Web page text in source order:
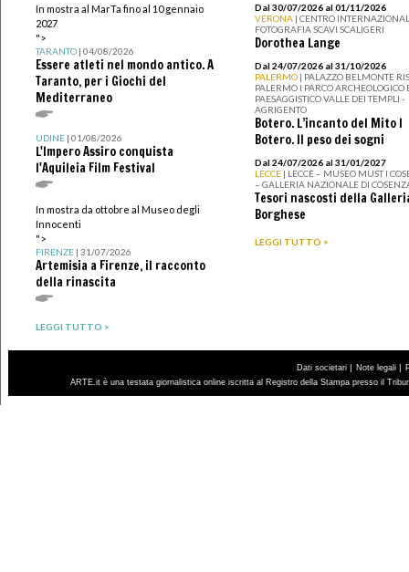
In mostra al MarTa fino al 10 gennaio
2027
">
TARANTO| 04/08/2026
Essere atleti nel mondo antico. A
Taranto, per i Giochi del
Mediterraneo
UDINE| 01/08/2026
L'Impero Assiro conquista
l'Aquileia Film Festival
In mostra da ottobre al Museo degli
Innocenti
">
FIRENZE| 31/07/2026
Artemisia a Firenze, il racconto
della rinascita
LEGGI TUTTO >
Dal 30/07/2026 al 01/11/2026
VERONA | CENTRO
FOTOGRAFIA SCAVI SCALIGERI
Dorothea Lange
Dal 24/07/2026 al 31/10/2026
PALERMO | PALAZZO BELMONTE
PALERMO I PARCO ARCHEOLOGICO
PAESAGGISTICO VALLE DEI TEMPLI -
AGRIGENTO
Botero. L’incanto del Mito I
Botero. Il peso dei sogni
Dal 24/07/2026 al 31/01/2027
LECCE | LECCE – MUSEO MUST I
– GALLERIA NAZIONALE DI
Tesori nascosti della
Borghese
LEGGI TUTTO >
Dati societari | Note legali |
ARTE.it è una testata giornalistica online iscritta al Registro della Stampa presso il